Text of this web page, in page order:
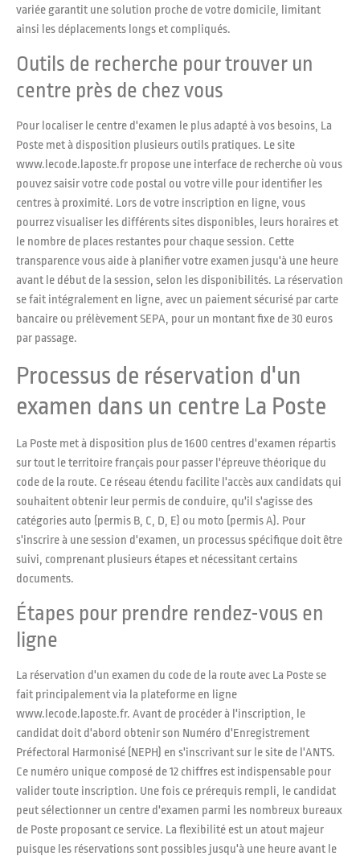
variée garantit une solution proche de votre domicile, limitant
ainsi les déplacements longs et compliqués.
Outils de recherche pour trouver un
centre près de chez vous
Pour localiser le centre d'examen le plus adapté à vos besoins, La
Poste met à disposition plusieurs outils pratiques. Le site
www.lecode.laposte.fr propose une interface de recherche où vous
pouvez saisir votre code postal ou votre ville pour identifier les
centres à proximité. Lors de votre inscription en ligne, vous
pourrez visualiser les différents sites disponibles, leurs horaires et
le nombre de places restantes pour chaque session. Cette
transparence vous aide à planifier votre examen jusqu'à une heure
avant le début de la session, selon les disponibilités. La réservation
se fait intégralement en ligne, avec un paiement sécurisé par carte
bancaire ou prélèvement SEPA, pour un montant fixe de 30 euros
par passage.
Processus de réservation d'un
examen dans un centre La Poste
La Poste met à disposition plus de 1600 centres d'examen répartis
sur tout le territoire français pour passer l'épreuve théorique du
code de la route. Ce réseau étendu facilite l'accès aux candidats qui
souhaitent obtenir leur permis de conduire, qu'il s'agisse des
catégories auto (permis B, C, D, E) ou moto (permis A). Pour
s'inscrire à une session d'examen, un processus spécifique doit être
suivi, comprenant plusieurs étapes et nécessitant certains
documents.
Étapes pour prendre rendez-vous en
ligne
La réservation d'un examen du code de la route avec La Poste se
fait principalement via la plateforme en ligne
www.lecode.laposte.fr. Avant de procéder à l'inscription, le
candidat doit d'abord obtenir son Numéro d'Enregistrement
Préfectoral Harmonisé (NEPH) en s'inscrivant sur le site de l'ANTS.
Ce numéro unique composé de 12 chiffres est indispensable pour
valider toute inscription. Une fois ce prérequis rempli, le candidat
peut sélectionner un centre d'examen parmi les nombreux bureaux
de Poste proposant ce service. La flexibilité est un atout majeur
puisque les réservations sont possibles jusqu'à une heure avant le